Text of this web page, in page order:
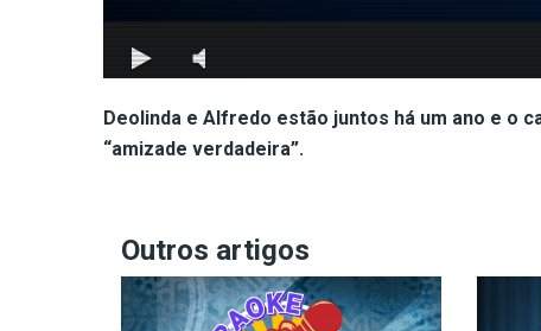
Deolinda e Alfredo estão juntos há um ano e o
“amizade verdadeira”.
Outros artigos